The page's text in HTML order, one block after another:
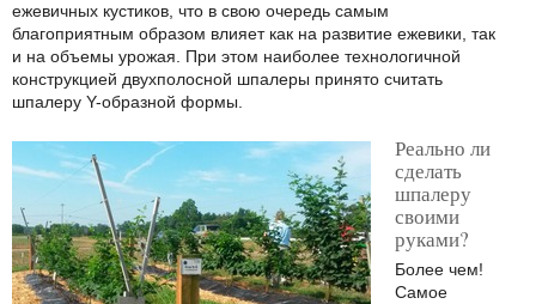
ежевичных кустиков, что в свою очередь самым
благоприятным образом влияет как на развитие ежевики, так
и на объемы урожая. При этом наиболее технологичной
конструкцией двухполосной шпалеры принято считать
шпалеру Y-образной формы.
Реально ли
сделать
шпалеру
своими
руками?
Более чем!
Самое